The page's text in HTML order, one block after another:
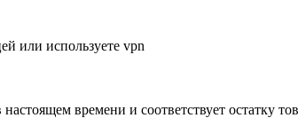
или используете vpn
времени и соответствует остатку